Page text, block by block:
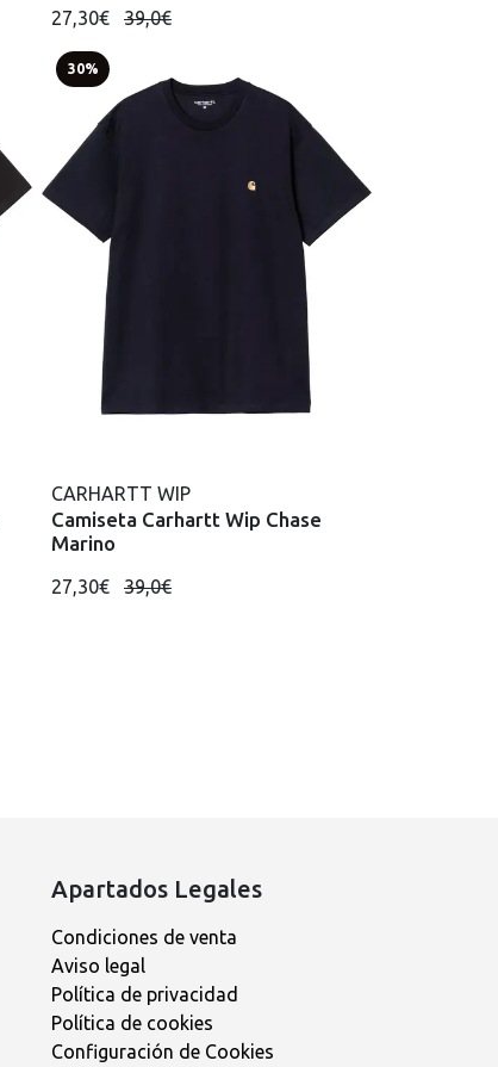
27,30€ 39,0€
30%
CARHARTT WIP
Camiseta Carhartt Wip Chase
Marino
27,30€ 39,0€
Apartados Legales
Condiciones de venta
Aviso legal
Política de privacidad
Política de cookies
Configuración de Cookies